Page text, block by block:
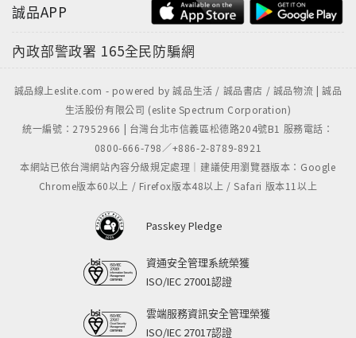
誠品APP
內政部警政署 165全民防騙網
誠品線上eslite.com - powered by 誠品生活 / 誠品書店 / 誠品物流 | 誠品
生活股份有限公司 (eslite Spectrum Corporation)
統一編號：27952966 | 台灣台北市信義區松德路204號B1 服務電話：
0800-666-798／+886-2-8789-8921
本網站已依台灣網站內容分級規定處理｜建議使用瀏覽器版本：Google
Chrome版本60以上 / Firefox版本48以上 / Safari 版本11以上
Passkey Pledge
資通安全管理系統榮獲
ISO/IEC 27001認證
雲端服務資訊安全管理榮獲
ISO/IEC 27017認證